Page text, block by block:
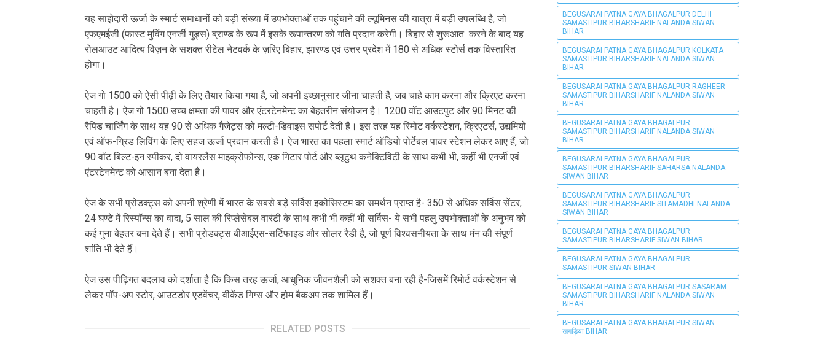
यह साझेदारी ऊर्जा के स्मार्ट समाधानों को बड़ी संख्या में उपभोक्ताओं तक पहुंचाने की ल्यूमिनस की यात्रा में बड़ी उपलब्धि है, जो
एफएमईजी (फास्ट मुविंग एनर्जी गुड्स) ब्राण्ड के रूप में इसके रूपान्तरण को गति प्रदान करेगी। बिहार से शुरूआत करने के बाद यह
रोलआउट आदित्य विज़न के सशक्त रीटेल नेटवर्क के ज़रिए बिहार, झारण्ड एवं उत्तर प्रदेश में 180 से अधिक स्टोर्स तक विस्तारित
होगा।
ऐज गो 1500 को ऐसी पीढ़ी के लिए तैयार किया गया है, जो अपनी इच्छानुसार जीना चाहती है, जब चाहे काम करना और क्रिएट करना
चाहती है। ऐज गो 1500 उच्च क्षमता की पावर और एंटरटेनमेन्ट का बेहतरीन संयोजन है। 1200 वॉट आउटपुट और 90 मिनट की
रैपिड चार्जिंग के साथ यह 90 से अधिक गैजेट्स को मल्टी-डिवाइस सपोर्ट देती है। इस तरह यह रिमोट वर्कस्टेशन, क्रिएटर्स, उद्यमियों
एवं ऑफ-ग्रिड लिविंग के लिए सहज ऊर्जा प्रदान करती है। ऐज भारत का पहला स्मार्ट ऑडियो पोर्टेबल पावर स्टेशन लेकर आए हैं, जो
90 वॉट बिल्ट-इन स्पीकर, दो वायरलैस माइक्रोफोन्स, एक गिटार पोर्ट और ब्लूटुथ कनेक्टिविटी के साथ कभी भी, कहीं भी एनर्जी एवं
एंटरटेनमेन्ट को आसान बना देता है।
ऐज के सभी प्रोडक्ट्स को अपनी श्रेणी में भारत के सबसे बड़े सर्विस इकोसिस्टम का समर्थन प्राप्त है- 350 से अधिक सर्विस सेंटर,
24 घण्टे में रिस्पॉन्स का वादा, 5 साल की रिप्लेसेबल वारंटी के साथ कभी भी कहीं भी सर्विस- ये सभी पहलु उपभोक्ताओं के अनुभव को
कई गुना बेहतर बना देते हैं। सभी प्रोडक्ट्स बीआईएस-सर्टिफाइड और सोलर रैडी है, जो पूर्ण विश्वसनीयता के साथ मंन की संपूर्ण
शांति भी देते हैं।
ऐज उस पीढ़िगत बदलाव को दर्शाता है कि किस तरह ऊर्जा, आधुनिक जीवनशैली को सशक्त बना रही है-जिसमें रिमोर्ट वर्कस्टेशन से
लेकर पॉप-अप स्टोर, आउटडोर एडवेंचर, वीकेंड गिग्स और होम बैकअप तक शामिल हैं।
RELATED POSTS
BEGUSARAI PATNA GAYA BHAGALPUR DELHI
SAMASTIPUR BIHARSHARIF NALANDA SIWAN
BIHAR
BEGUSARAI PATNA GAYA BHAGALPUR KOLKATA
SAMASTIPUR BIHARSHARIF NALANDA SIWAN
BIHAR
BEGUSARAI PATNA GAYA BHAGALPUR RAGHEER
SAMASTIPUR BIHARSHARIF NALANDA SIWAN
BIHAR
BEGUSARAI PATNA GAYA BHAGALPUR
SAMASTIPUR BIHARSHARIF NALANDA SIWAN
BIHAR
BEGUSARAI PATNA GAYA BHAGALPUR
SAMASTIPUR BIHARSHARIF SAHARSA NALANDA
SIWAN BIHAR
BEGUSARAI PATNA GAYA BHAGALPUR
SAMASTIPUR BIHARSHARIF SITAMADHI NALANDA
SIWAN BIHAR
BEGUSARAI PATNA GAYA BHAGALPUR
SAMASTIPUR BIHARSHARIF SIWAN BIHAR
BEGUSARAI PATNA GAYA BHAGALPUR
SAMASTIPUR SIWAN BIHAR
BEGUSARAI PATNA GAYA BHAGALPUR SASARAM
SAMASTIPUR BIHARSHARIF NALANDA SIWAN
BIHAR
BEGUSARAI PATNA GAYA BHAGALPUR SIWAN
खगड़िया BIHAR